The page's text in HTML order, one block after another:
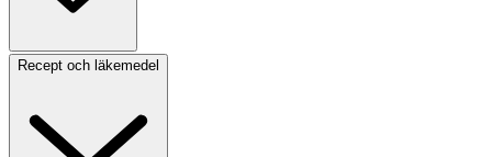
Recept och läkemedel